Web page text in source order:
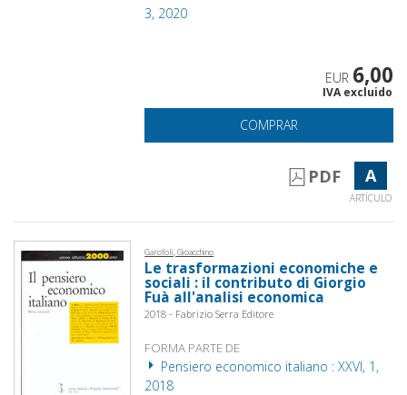
3, 2020
EUR 6,00
IVA excluido
COMPRAR
PDF A
ARTÍCULO
Garofoli, Gioacchino
Le trasformazioni economiche e
sociali : il contributo di Giorgio
Fuà all'analisi economica
2018 - Fabrizio Serra Editore
FORMA PARTE DE
Pensiero economico italiano : XXVI, 1,
2018